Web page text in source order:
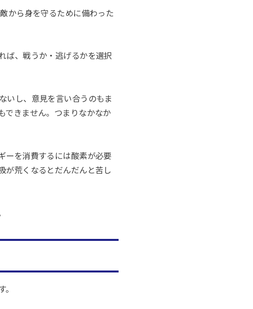
から身を守るために備わった
ば、戦うか・逃げるかを選択
いし、意見を言い合うのもま
できません。つまりなかなか
ーを消費するには酸素が必要
が荒くなるとだんだんと苦し